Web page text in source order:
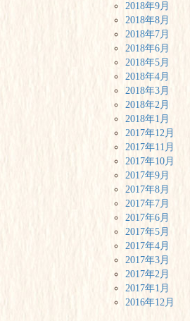
2018年9月
2018年8月
2018年7月
2018年6月
2018年5月
2018年4月
2018年3月
2018年2月
2018年1月
2017年12月
2017年11月
2017年10月
2017年9月
2017年8月
2017年7月
2017年6月
2017年5月
2017年4月
2017年3月
2017年2月
2017年1月
2016年12月